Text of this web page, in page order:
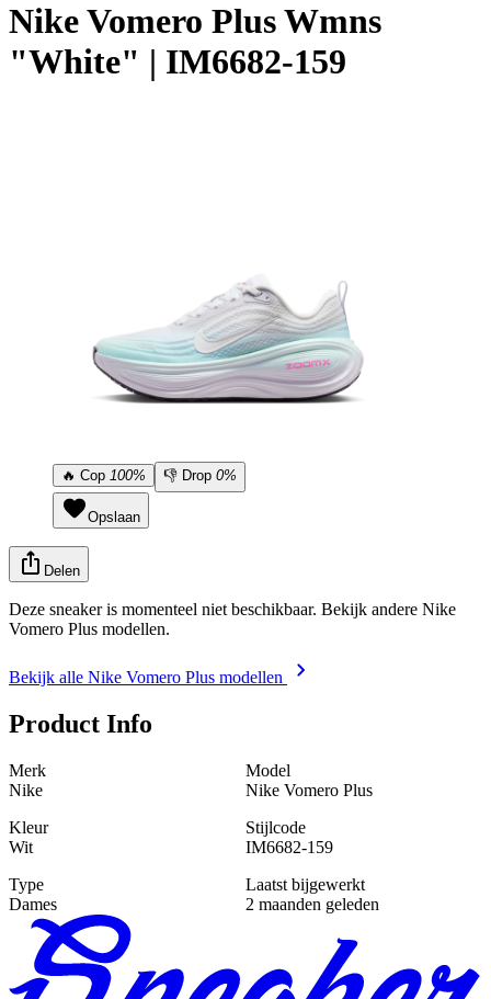
NikeVomero Plus Wmns
"White" | IM6682-159
🔥 Cop 100% 👎 Drop 0%
Opslaan
Delen
Deze sneaker is momenteel niet beschikbaar. Bekijk andere Nike
Vomero Plus modellen.
Bekijk alle Nike Vomero Plus modellen
Product Info
Merk
Nike
Model
Nike Vomero Plus
Kleur
Wit
Stijlcode
IM6682-159
Type
Dames
Laatst bijgewerkt
2 maanden geleden